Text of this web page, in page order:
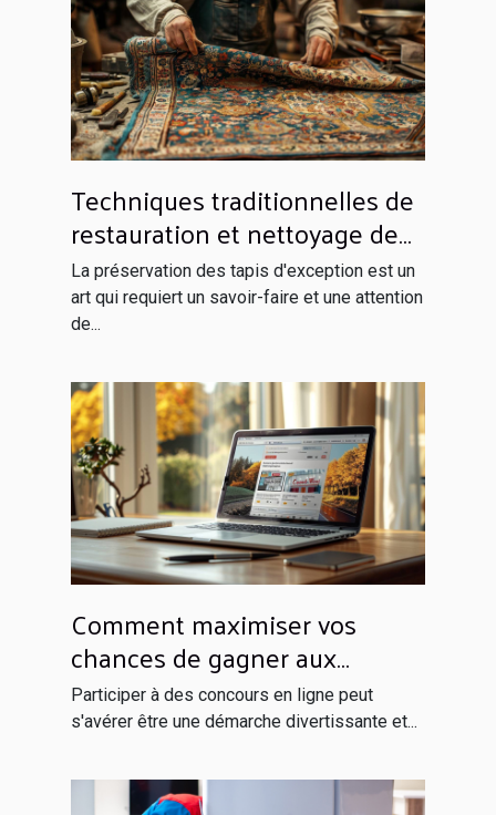
Techniques traditionnelles de
restauration et nettoyage de
tapis d'exception
La préservation des tapis d'exception est un
art qui requiert un savoir-faire et une attention
de...
Comment maximiser vos
chances de gagner aux
concours en ligne
Participer à des concours en ligne peut
s'avérer être une démarche divertissante et...